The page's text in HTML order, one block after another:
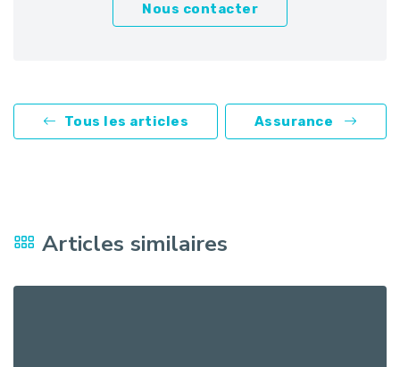
Nous contacter
Tous les articles Assurance
Articles similaires